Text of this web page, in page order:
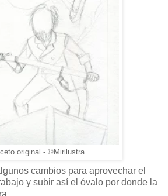
original - ©Mirilustra
cambios para aprovechar el
y subir así el óvalo por donde la